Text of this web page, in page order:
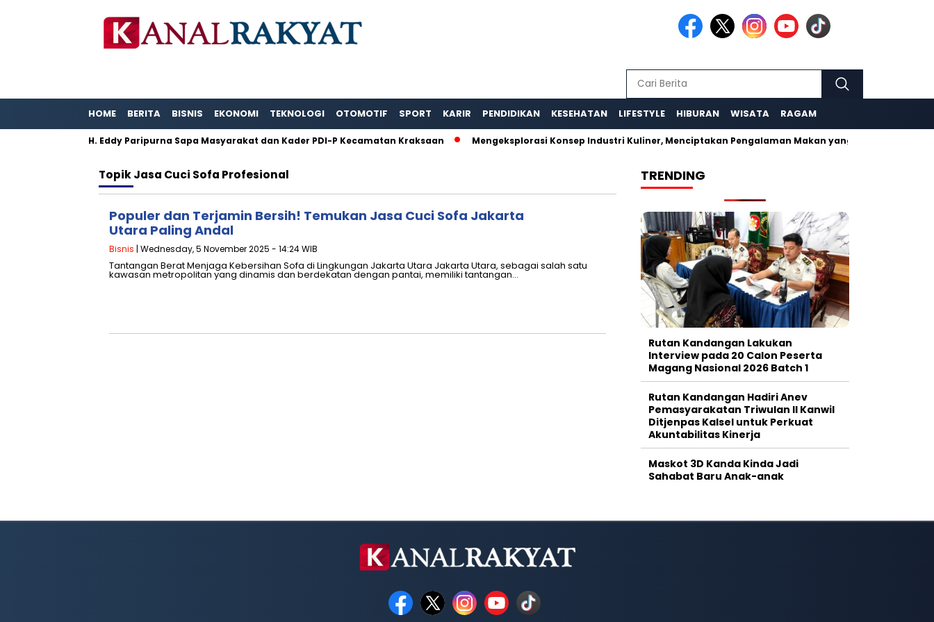
HOME BERITA BISNIS EKONOMI TEKNOLOGI OTOMOTIF SPORT KARIR PENDIDIKAN KESEHATAN LIFESTYLE HIBURAN WISATA RAGAM
H. Eddy Paripurna Sapa Masyarakat dan Kader PDI-P Kecamatan Kraksaan Mengeksplorasi Konsep Industri Kuliner, Menciptakan Pengalaman Makan yang Tak Terlupakan
TopikJasa Cuci Sofa Profesional
Populer dan Terjamin Bersih! Temukan Jasa Cuci Sofa Jakarta
Utara Paling Andal
Bisnis | Wednesday, 5 November 2025 - 14:24 WIB
Tantangan Berat Menjaga Kebersihan Sofa di Lingkungan Jakarta Utara Jakarta Utara, sebagai salah satu
kawasan metropolitan yang dinamis dan berdekatan dengan pantai, memiliki tantangan…
TRENDING
Rutan Kandangan Lakukan
Interview pada 20 Calon Peserta
Magang Nasional 2026 Batch 1
Rutan Kandangan Hadiri Anev
Pemasyarakatan Triwulan II Kanwil
Ditjenpas Kalsel untuk Perkuat
Akuntabilitas Kinerja
Maskot 3D Kanda Kinda Jadi
Sahabat Baru Anak-anak